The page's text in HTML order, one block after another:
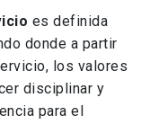
es definida
donde a partir
los valores
disciplinar y
para el